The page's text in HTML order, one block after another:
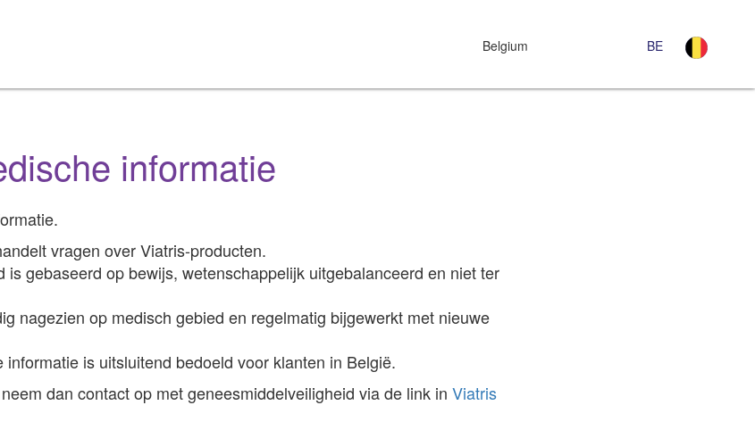
Belgium BE
informatie
vragen over Viatris-producten.
is gebaseerd op bewijs, wetenschappelijk uitgebalanceerd en niet ter
nagezien op medisch gebied en regelmatig bijgewerkt met nieuwe
is uitsluitend bedoeld voor klanten in België.
dan contact op met geneesmiddelveiligheid via de link in Viatris